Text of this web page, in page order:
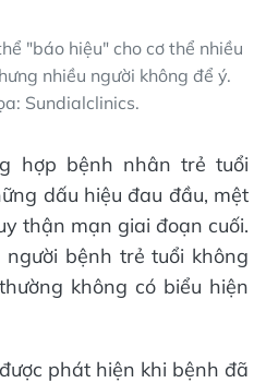
"báo hiệu" cho cơ thể nhiều
nhiều người không để ý.
Sundialclinics.
hợp bệnh nhân trẻ tuổi
dấu hiệu đau đầu, mệt
thận mạn giai đoạn cuối.
bệnh trẻ tuổi không
không có biểu hiện
phát hiện khi bệnh đã